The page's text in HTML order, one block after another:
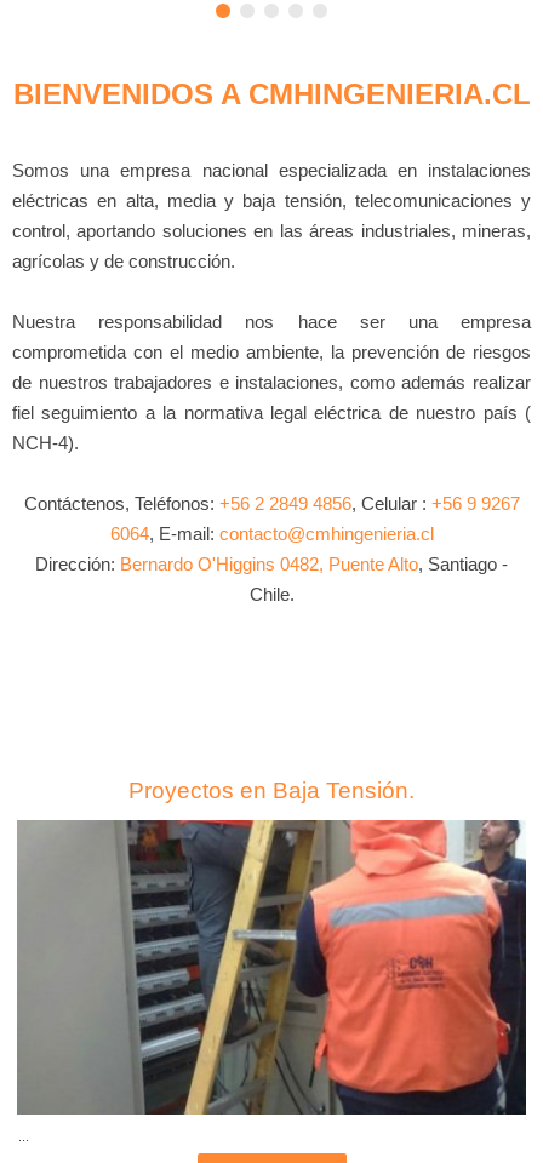
BIENVENIDOS A CMHINGENIERIA.CL
Somos una empresa nacional especializada en instalaciones
eléctricas en alta, media y baja tensión, telecomunicaciones y
control, aportando soluciones en las áreas industriales, mineras,
agrícolas y de construcción.
Nuestra responsabilidad nos hace ser una empresa
comprometida con el medio ambiente, la prevención de riesgos
de nuestros trabajadores e instalaciones, como además realizar
fiel seguimiento a la normativa legal eléctrica de nuestro país (
NCH-4).
Contáctenos, Teléfonos: +56 2 2849 4856, Celular : +56 9 9267
6064, E-mail: contacto@cmhingenieria.cl
Dirección: Bernardo O'Higgins 0482, Puente Alto, Santiago -
Chile.
Proyectos en Baja Tensión.